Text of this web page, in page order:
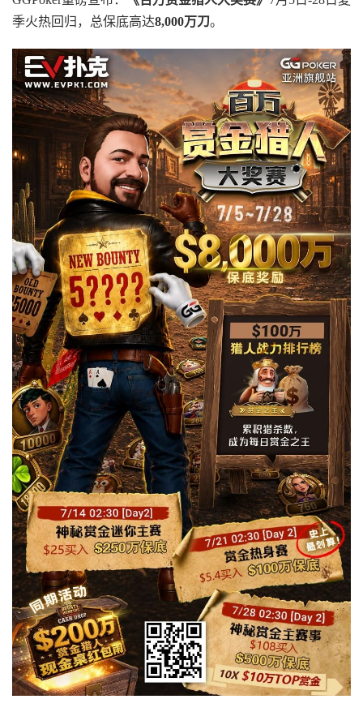
季火热回归，总保底高达8,000万刀。